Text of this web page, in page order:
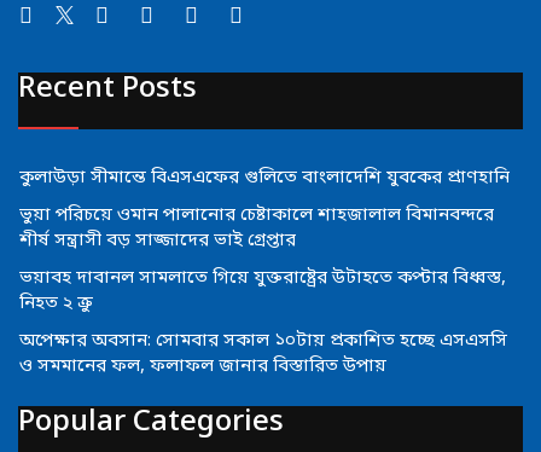
Recent Posts
কুলাউড়া সীমান্তে বিএসএফের গুলিতে বাংলাদেশি যুবকের প্রাণহানি
ভুয়া পরিচয়ে ওমান পালানোর চেষ্টাকালে শাহজালাল বিমানবন্দরে
শীর্ষ সন্ত্রাসী বড় সাজ্জাদের ভাই গ্রেপ্তার
ভয়াবহ দাবানল সামলাতে গিয়ে যুক্তরাষ্ট্রের উটাহতে কপ্টার বিধ্বস্ত,
নিহত ২ ক্রু
অপেক্ষার অবসান: সোমবার সকাল ১০টায় প্রকাশিত হচ্ছে এসএসসি
ও সমমানের ফল, ফলাফল জানার বিস্তারিত উপায়
Popular Categories